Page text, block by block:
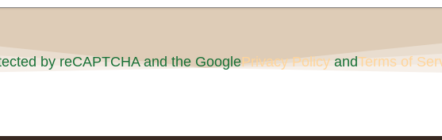
by reCAPTCHA and the GooglePrivacy Policy andTerms of